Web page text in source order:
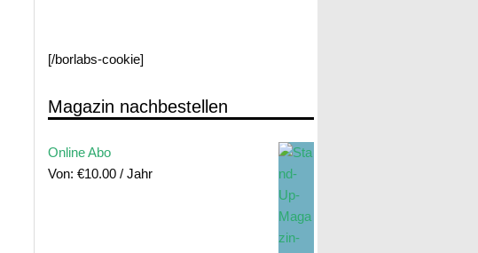
[/borlabs-cookie]
Magazin nachbestellen
Online Abo
Von: €10.00 / Jahr